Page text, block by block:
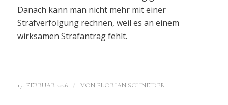
Danach kann man nicht mehr mit einer
Strafverfolgung rechnen, weil es an einem
wirksamen Strafantrag fehlt.
17. FEBRUAR 2026 / VON FLORIAN SCHNEIDER